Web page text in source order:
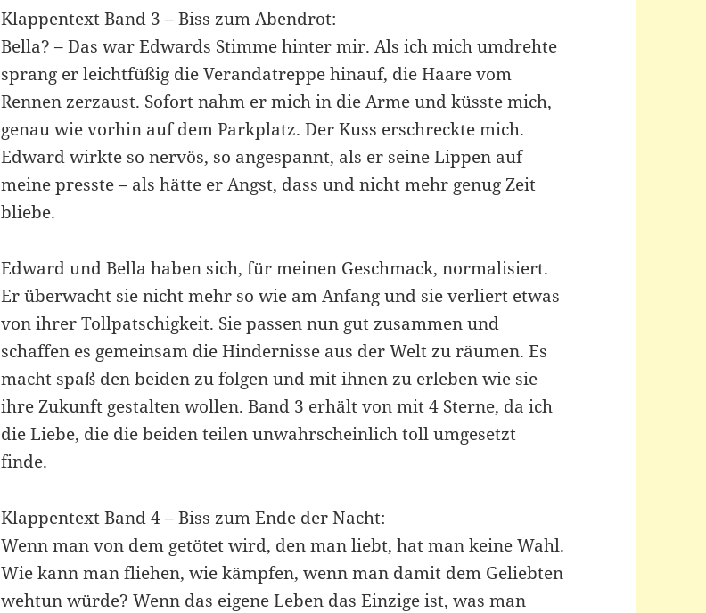
Klappentext Band 3 – Biss zum Abendrot:
Bella? – Das war Edwards Stimme hinter mir. Als ich mich umdrehte
sprang er leichtfüßig die Verandatreppe hinauf, die Haare vom
Rennen zerzaust. Sofort nahm er mich in die Arme und küsste mich,
genau wie vorhin auf dem Parkplatz. Der Kuss erschreckte mich.
Edward wirkte so nervös, so angespannt, als er seine Lippen auf
meine presste – als hätte er Angst, dass und nicht mehr genug Zeit
bliebe.
Edward und Bella haben sich, für meinen Geschmack, normalisiert.
Er überwacht sie nicht mehr so wie am Anfang und sie verliert etwas
von ihrer Tollpatschigkeit. Sie passen nun gut zusammen und
schaffen es gemeinsam die Hindernisse aus der Welt zu räumen. Es
macht spaß den beiden zu folgen und mit ihnen zu erleben wie sie
ihre Zukunft gestalten wollen. Band 3 erhält von mit 4 Sterne, da ich
die Liebe, die die beiden teilen unwahrscheinlich toll umgesetzt
finde.
Klappentext Band 4 – Biss zum Ende der Nacht:
Wenn man von dem getötet wird, den man liebt, hat man keine Wahl.
Wie kann man fliehen, wie kämpfen, wenn man damit dem Geliebten
wehtun würde? Wenn das eigene Leben das Einzige ist, was man